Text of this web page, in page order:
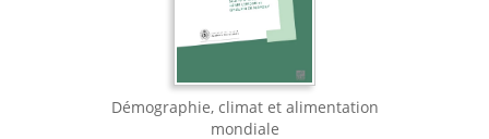
Démographie, climat et alimentation
mondiale